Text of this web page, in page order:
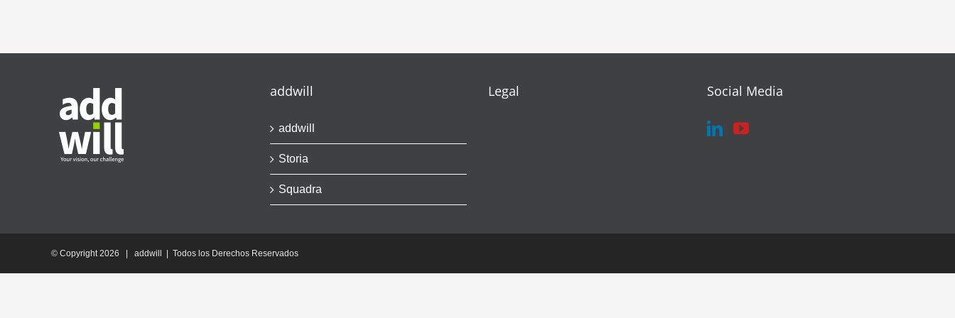
addwill
addwill
Storia
Squadra
Legal Social Media
© Copyright2026 | addwill | Todos los Derechos Reservados